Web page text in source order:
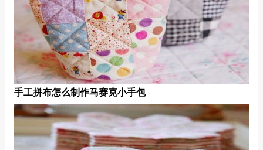
手工拼布怎么制作马赛克小手包